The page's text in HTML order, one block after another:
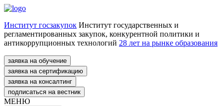
Институт госзакупок Институт государственных и
регламентированных закупок, конкурентной политики и
антикоррупционных технологий 28 лет на рынке образования
заявка на обучение
заявка на сертификацию
заявка на консалтинг
подписаться на вестник
МЕНЮ